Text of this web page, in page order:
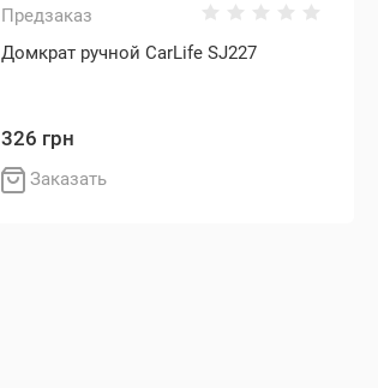
Предзаказ
Домкрат ручной CarLife SJ227
326 грн
Заказать